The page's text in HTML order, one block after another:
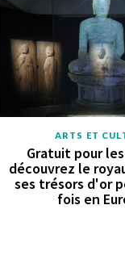
ARTS ET
Gratuit pour les
découvrez le
ses trésors d'or
fois en